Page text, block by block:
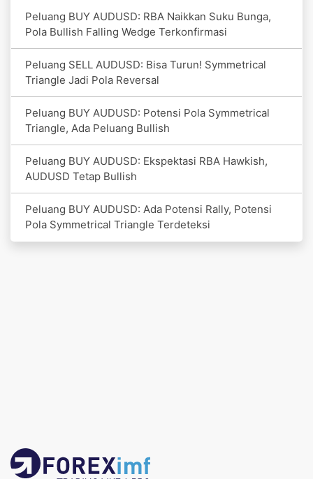
Peluang BUY AUDUSD: RBA Naikkan Suku Bunga,
Pola Bullish Falling Wedge Terkonfirmasi
Peluang SELL AUDUSD: Bisa Turun! Symmetrical
Triangle Jadi Pola Reversal
Peluang BUY AUDUSD: Potensi Pola Symmetrical
Triangle, Ada Peluang Bullish
Peluang BUY AUDUSD: Ekspektasi RBA Hawkish,
AUDUSD Tetap Bullish
Peluang BUY AUDUSD: Ada Potensi Rally, Potensi
Pola Symmetrical Triangle Terdeteksi